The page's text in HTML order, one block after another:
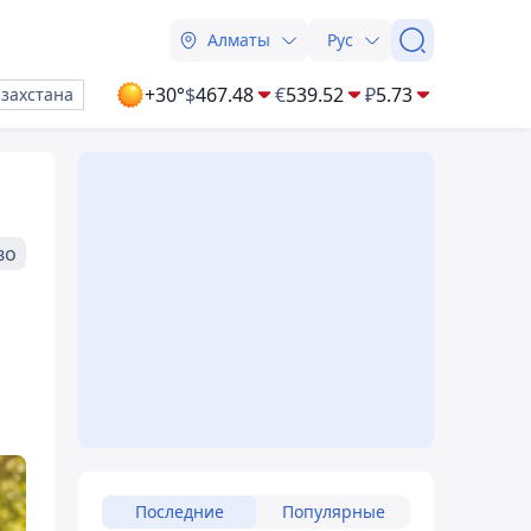
Алматы Рус
+30°$467.48 €539.52 ₽5.73
Последние Популярные